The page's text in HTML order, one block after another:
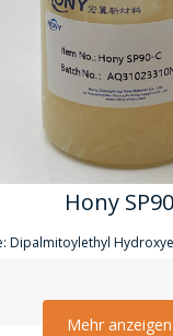
Hony
Dipalmitoylethyl
Mehr